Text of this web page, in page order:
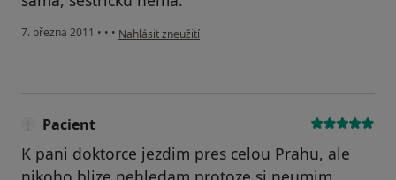
7. března 2011 • • • podle názoru uživatele Pacient
Nahlásit zneužití
Pacient
K pani doktorce jezdim pres celou Prahu, ale